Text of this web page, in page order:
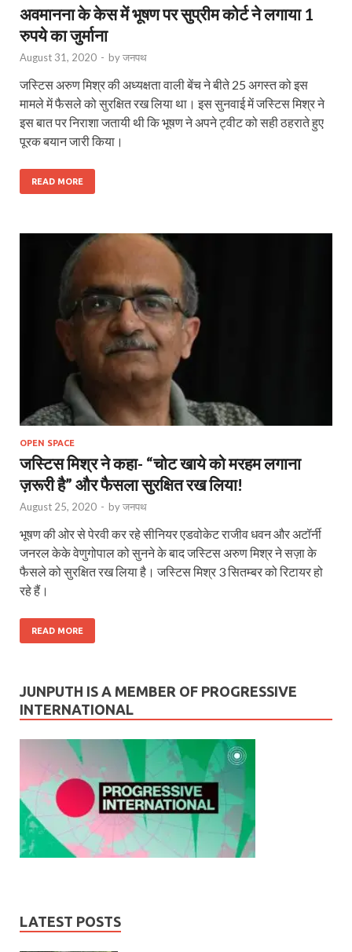
अवमानना के केस में भूषण पर सुप्रीम कोर्ट ने लगाया 1
रुपये का जुर्माना
August 31, 2020 - byजनपथ
जस्टिस अरुण मिश्र की अध्‍यक्षता वाली बेंच ने बीते 25 अगस्‍त को इस
मामले में फैसले को सुरक्षित रख लिया था। इस सुनवाई में जस्टिस मिश्र ने
इस बात पर निराशा जतायी थी कि भूषण ने अपने ट्वीट को सही ठहराते हुए
पूरक बयान जारी किया।
READ MORE
OPEN SPACE
जस्टिस मिश्र ने कहा- “चोट खाये को मरहम लगाना
ज़रूरी है” और फैसला सुरक्षित रख लिया!
August 25, 2020 - byजनपथ
भूषण की ओर से पेरवी कर रहे सीनियर एडवोकेट राजीव धवन और अटॉर्नी
जनरल केके वेणुगोपाल को सुनने के बाद जस्टिस अरुण मिश्र ने सज़ा के
फैसले को सुरक्षित रख लिया है। जस्टिस मिश्र 3 सितम्‍बर को रिटायर हो
रहे हैं।
READ MORE
JUNPUTH IS A MEMBER OF PROGRESSIVE
INTERNATIONAL
LATEST POSTS